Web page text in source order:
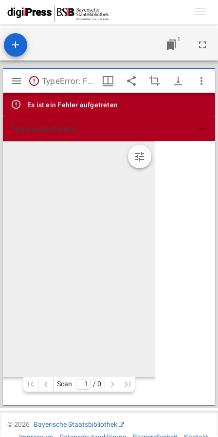
1
Mirador
Viewer
TypeError: Failed to fetch
Es ist ein Fehler aufgetreten
Technische Details
Scan / 0
©2026
Bayerische Staatsbibliothek